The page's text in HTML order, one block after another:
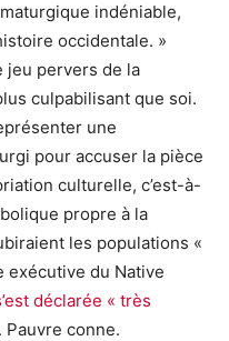
indéniable,
occidentale. »
jeu pervers de la
culpabilisant que soi.
une
pour accuser la pièce
culturelle, c’est-à-
propre à la
les populations «
exécutive du Native
déclarée « très
. Pauvre conne.